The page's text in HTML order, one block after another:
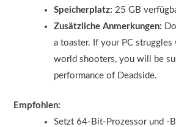
Speicherplatz: 25 GB
Zusätzliche Anmerkungen:
a toaster. If your PC
world shooters, you will be
performance of Deadside.
Empfohlen:
Setzt 64-Bit-Prozessor und -